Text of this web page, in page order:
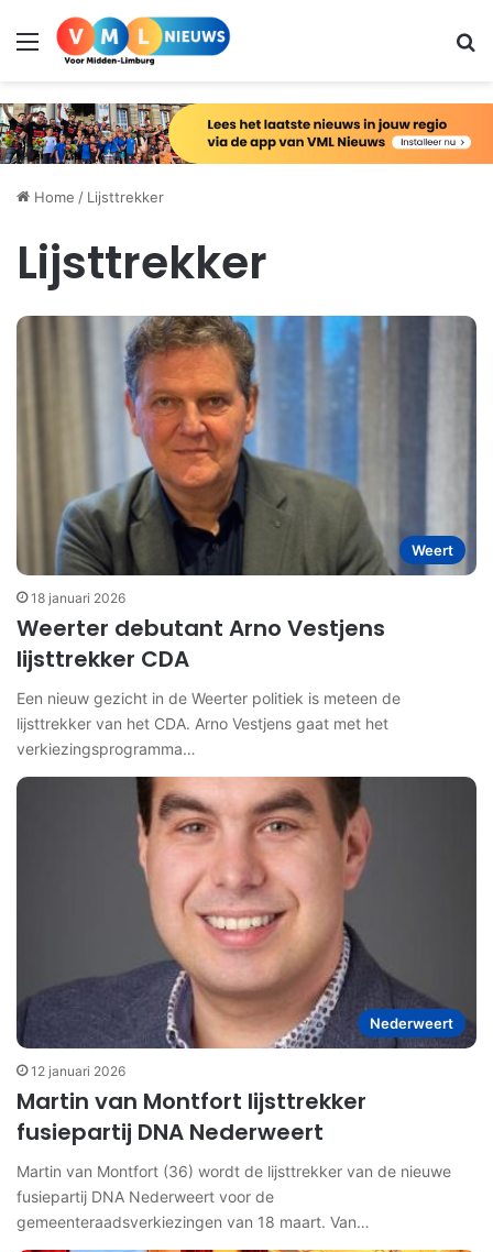
Menu
Home / Lijsttrekker
Lijsttrekker
Weert
18 januari 2026
Weerter debutant Arno Vestjens
lijsttrekker CDA
Een nieuw gezicht in de Weerter politiek is meteen de
lijsttrekker van het CDA. Arno Vestjens gaat met het
verkiezingsprogramma…
Nederweert
12 januari 2026
Martin van Montfort lijsttrekker
fusiepartij DNA Nederweert
Martin van Montfort (36) wordt de lijsttrekker van de nieuwe
fusiepartij DNA Nederweert voor de
gemeenteraadsverkiezingen van 18 maart. Van…